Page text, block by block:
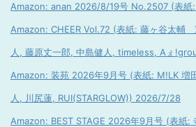
Amazon: anan 2026/8/19号 No.2507 (表
Amazon: CHEER Vol.72 (表紙: 藤ヶ谷太輔
人, 藤原丈一郎, 中島健人, timeless, Aぇ
Amazon: 装苑 2026年9月号 (表紙: M!LK 増
人, 川尻蓮, RUI(STARGLOW)) 2026/7/28
Amazon: BEST STAGE 2026年9月号 (表紙: